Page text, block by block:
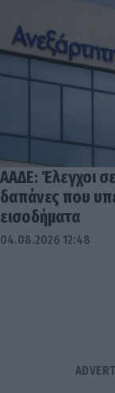
ΑΑΔΕ: Έλεγχοι
δαπάνες που
εισοδήματα
04.08.2026 12:48